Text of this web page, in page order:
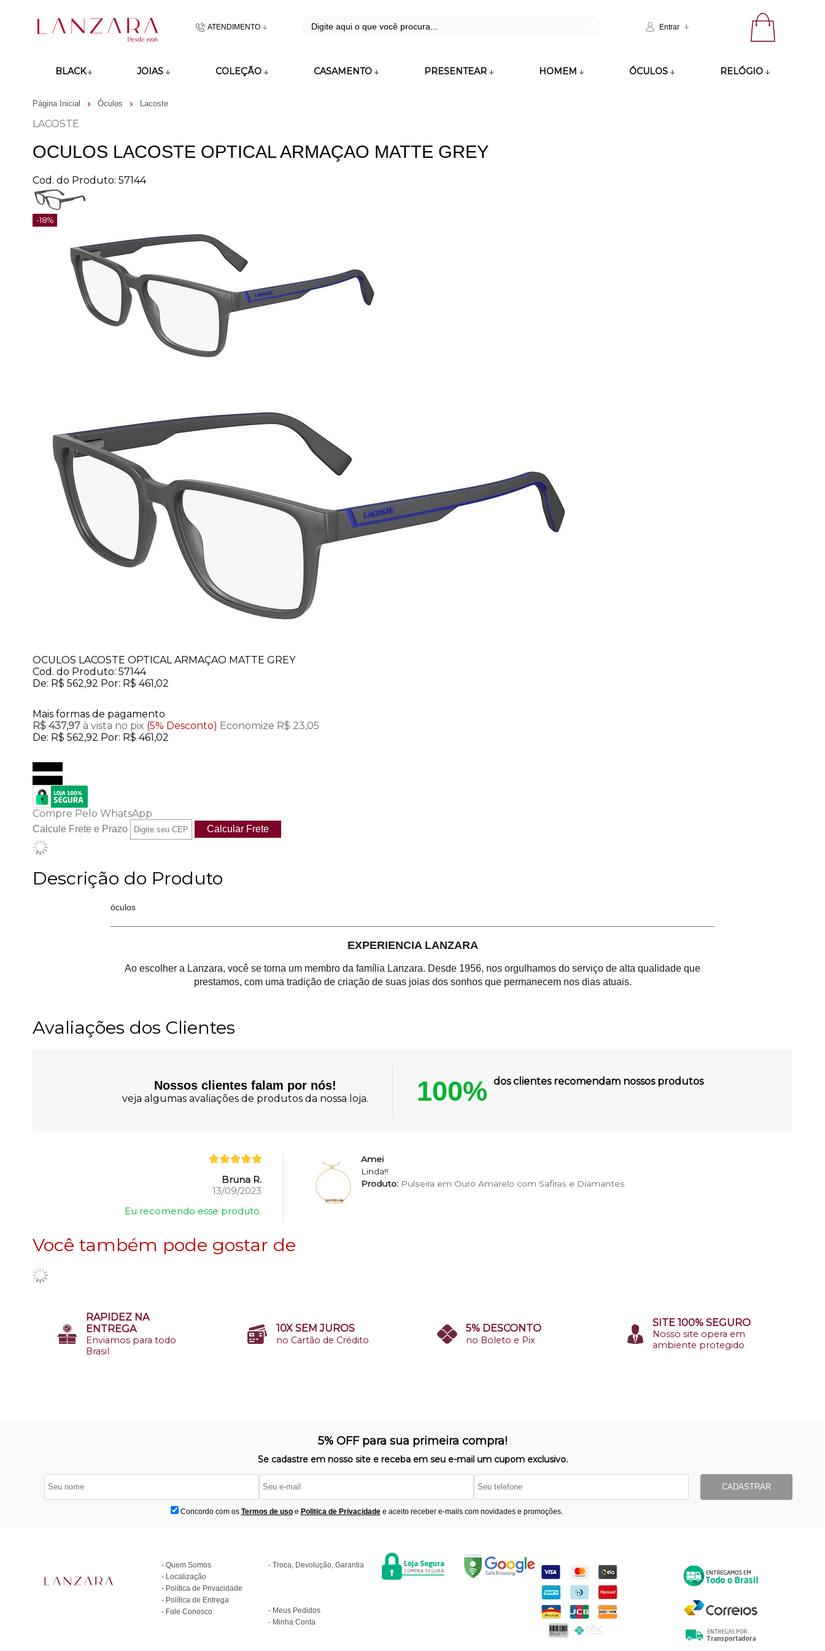
ATENDIMENTO
(48)991860142
Entrar
BLACK JOIAS COLEÇÃO CASAMENTO PRESENTEAR HOMEM ÓCULOS RELÓGIO
Página Inicial Óculos Lacoste
LACOSTE
OCULOS LACOSTE OPTICAL ARMAÇAO MATTE GREY
Cod. do Produto: 57144
-18%
OCULOS LACOSTE OPTICAL ARMAÇAO MATTE GREY
Cod. do Produto: 57144
De: R$ 562,92 Por: R$ 461,02
Mais formas de pagamento
R$ 437,97 à vista no pix (5% Desconto) Economize R$ 23,05
De: R$ 562,92 Por: R$ 461,02
Compre Pelo WhatsApp
Calcule Frete e Prazo
Descrição do Produto
óculos
EXPERIENCIA LANZARA
Ao escolher a Lanzara, você se torna um membro da família Lanzara. Desde 1956, nos orgulhamos do serviço de alta qualidade que
prestamos, com uma tradição de criação de suas joias dos sonhos que permanecem nos dias atuais.
Avaliações dos Clientes
Nossos clientes falam por nós!
veja algumas avaliações de produtos da nossa loja. 100% dos clientes recomendam nossos produtos
Bruna R.
13/09/2023
Eu recomendo esse produto.
Amei
Linda!!
Produto:Pulseira em Ouro Amarelo com Safiras e Diamantes
Você também pode gostar de
RAPIDEZ NA
ENTREGA
Enviamos para todo
Brasil
10X SEM JUROS
no Cartão de Crédito
5% DESCONTO
no Boleto e Pix
SITE 100% SEGURO
Nosso site opera em
ambiente protegido
5% OFF para sua primeira compra!
Se cadastre em nosso site e receba em seu e-mail um cupom exclusivo.
Concordo com os Termos de usoe Politica de Privacidadee aceito receber e-mails com novidades e promoções.
CADASTRAR
Quem Somos
Localização
Política de Privacidade
Política de Entrega
Fale Conosco
Troca, Devolução, Garantia
Meus Pedidos
Minha Conta